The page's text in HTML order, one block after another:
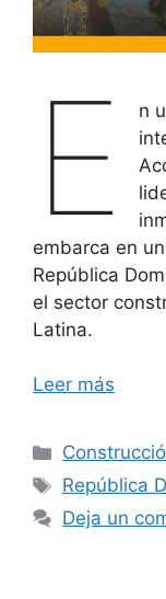
E
n
embarca en
República
el sector
Latina.
Leer más
Categorías
Etiquetas
República
Deja un